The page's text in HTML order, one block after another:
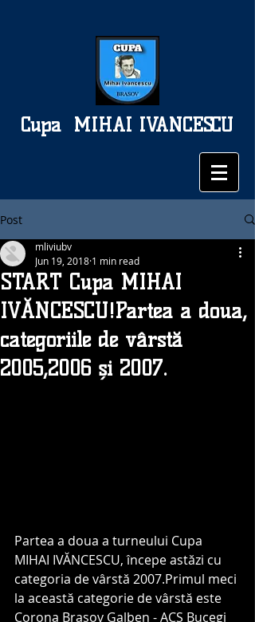
MIHAI IVANCESCU
Cupa
Post
START Cupa MIHAI
IVĂNCESCU!Partea a doua,
categoriile de vârstă
2005,2006 și 2007.
mliviubv
Jun 19, 2018 1 min read
Partea a doua a turneului Cupa
MIHAI IVĂNCESCU, începe astăzi cu
categoria de vârstă 2007.Primul meci
la această categorie de vârstă este
Corona Brașov Galben - ACS Bucegi